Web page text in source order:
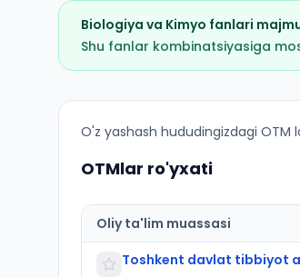
Biologiya va Kimyo fanlari
Shu fanlar kombinatsiyasiga
Davolash ishi (Chirchiq
O'z yashash hududingizdagi
OTMlar ro'yxati
Oliy ta'lim muassasi
Toshkent davlat tibbiyot